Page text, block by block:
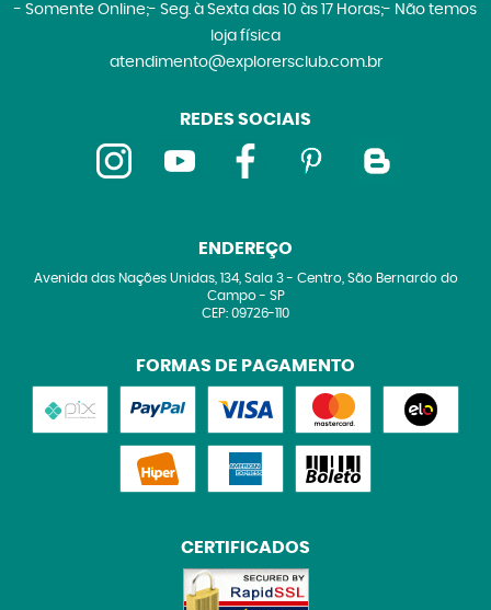
- Somente Online;- Seg. à Sexta das 10 às 17 Horas;- Não temos
loja física
atendimento@explorersclub.com.br
REDES SOCIAIS
ENDEREÇO
Avenida das Nações Unidas, 134, Sala 3- Centro, São Bernardo do
Campo- SP
CEP: 09726-110
FORMAS DE PAGAMENTO
CERTIFICADOS